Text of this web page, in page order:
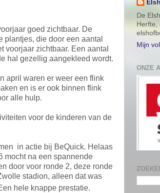
goed zichtbaar. De
die door een aantal
voorjaar zichtbaar. Een aantal
hal gezellig aangekleed wordt.
april waren er weer een flink
en is er ook binnen flink
alle hulp.
voor de kinderen van de
in actie bij BeQuick. Helaas
mocht na een spannende
door voor ronde 2, deze ronde
stadion, alleen dat was
hele knappe prestatie.
De
Herfte,
Mijn
ONZE